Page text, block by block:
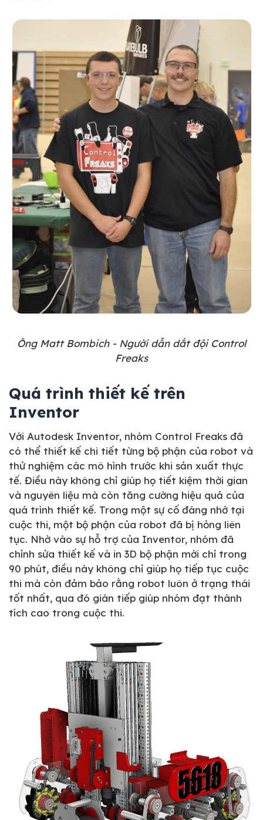
Ông Matt Bombich - Người dẫn dắt đội Control
Freaks
Quá trình thiết kế trên
Inventor
Với Autodesk Inventor, nhóm Control Freaks đã
có thể thiết kế chi tiết từng bộ phận của robot và
thử nghiệm các mô hình trước khi sản xuất thực
tế. Điều này không chỉ giúp họ tiết kiệm thời gian
và nguyên liệu mà còn tăng cường hiệu quả của
quá trình thiết kế. Trong một sự cố đáng nhớ tại
cuộc thi, một bộ phận của robot đã bị hỏng liên
tục. Nhờ vào sự hỗ trợ của Inventor, nhóm đã
chỉnh sửa thiết kế và in 3D bộ phận mới chỉ trong
90 phút, điều này không chỉ giúp họ tiếp tục cuộc
thi mà còn đảm bảo rằng robot luôn ở trạng thái
tốt nhất, qua đó gián tiếp giúp nhóm đạt thành
tích cao trong cuộc thi.